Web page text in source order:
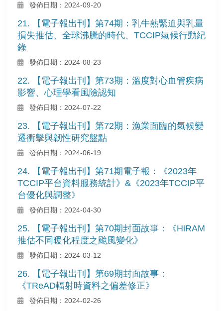
發佈日期：2024-09-20
21. 【電子報出刊】第74期：乳牛熱緊迫與乳量
損失推估、全球沸騰的時代、TCCIP氣候行動紀
錄
發佈日期：2024-08-23
22. 【電子報出刊】第73期：溫度對心血管疾病
影響、心理學看風險認知
發佈日期：2024-07-22
23. 【電子報出刊】第72期：漁業面臨的氣候變
遷衝擊與韌性研究盤點
發佈日期：2024-06-19
24. 【電子報出刊】第71期電子報：《2023年
TCCIP平台資料服務統計》&《2023年TCCIP平
台優化與調整》
發佈日期：2024-04-30
25. 【電子報出刊】第70期封面故事：《HiRAM
推估不同暖化程度之颱風變化》
發佈日期：2024-03-12
26. 【電子報出刊】第69期封面故事：
《TReAD輻射時資料之偏差修正》
發佈日期：2024-02-26